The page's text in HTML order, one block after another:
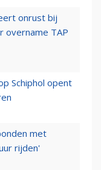
onrust bij
overname TAP
Schiphol opent
met
rijden'